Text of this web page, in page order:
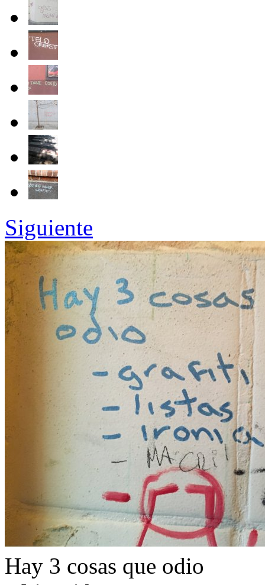
Siguiente
Hay 3 cosas que odio